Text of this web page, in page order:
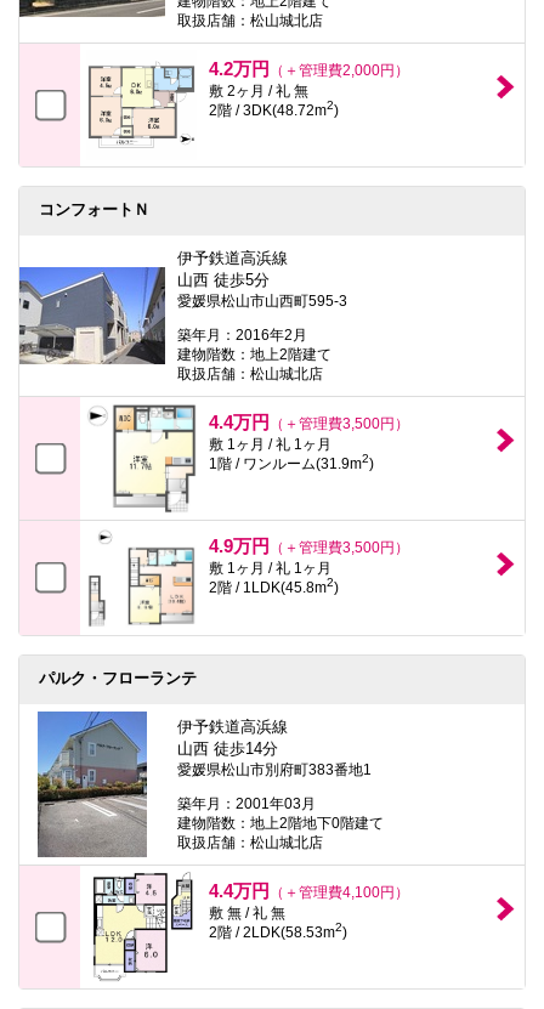
取扱店舗：松山城北店
4.2万円
（＋管理費2,000円）
敷 2ヶ月 / 礼 無
2階 / 3DK(48.72m2)
コンフォートＮ
伊予鉄道高浜線
山西 徒歩5分
愛媛県松山市山西町595-3
築年月：2016年2月
建物階数：地上2階建て
取扱店舗：松山城北店
4.4万円
（＋管理費3,500円）
敷 1ヶ月 / 礼 1ヶ月
1階 / ワンルーム(31.9m2)
4.9万円
（＋管理費3,500円）
敷 1ヶ月 / 礼 1ヶ月
2階 / 1LDK(45.8m2)
パルク・フローランテ
伊予鉄道高浜線
山西 徒歩14分
愛媛県松山市別府町383番地1
築年月：2001年03月
建物階数：地上2階地下0階建て
取扱店舗：松山城北店
4.4万円
（＋管理費4,100円）
敷 無 / 礼 無
2階 / 2LDK(58.53m2)